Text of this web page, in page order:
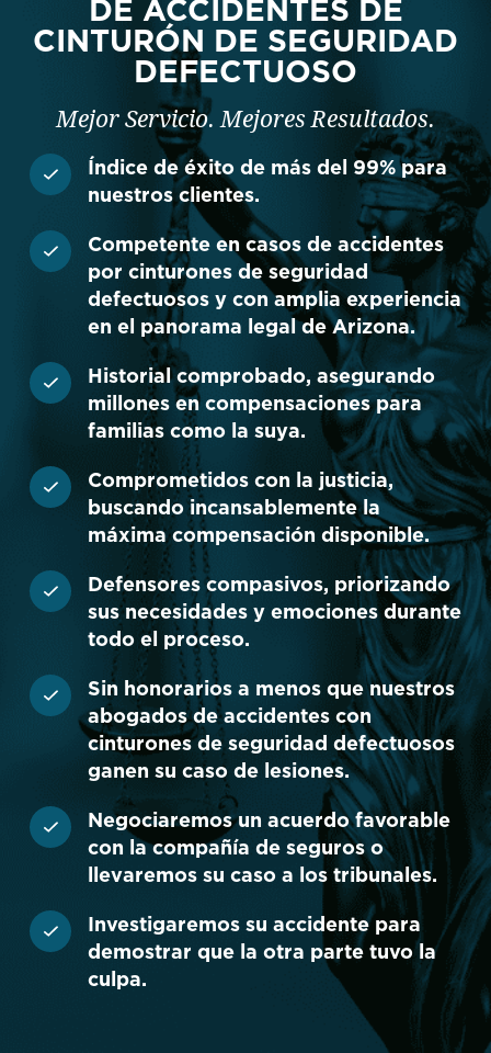
DE ACCIDENTES DE
CINTURÓN DE SEGURIDAD
DEFECTUOSO
Mejor Servicio. Mejores Resultados.
Índice de éxito de más del 99% para
nuestros clientes.
Competente en casos de accidentes
por cinturones de seguridad
defectuosos y con amplia experiencia
en el panorama legal de Arizona.
Historial comprobado, asegurando
millones en compensaciones para
familias como la suya.
Comprometidos con la justicia,
buscando incansablemente la
máxima compensación disponible.
Defensores compasivos, priorizando
sus necesidades y emociones durante
todo el proceso.
Sin honorarios a menos que nuestros
abogados de accidentes con
cinturones de seguridad defectuosos
ganen su caso de lesiones.
Negociaremos un acuerdo favorable
con la compañía de seguros o
llevaremos su caso a los tribunales.
Investigaremos su accidente para
demostrar que la otra parte tuvo la
culpa.